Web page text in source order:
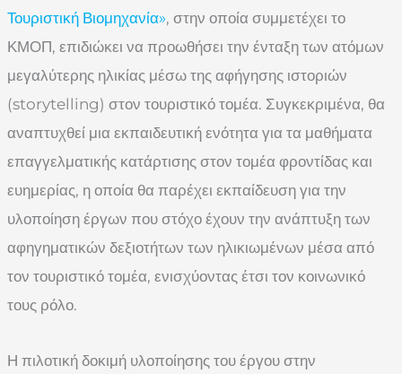
Τουριστική Βιομηχανία», στην οποία συμμετέχει το
ΚΜΟΠ, επιδιώκει να προωθήσει την ένταξη των ατόμων
μεγαλύτερης ηλικίας μέσω της αφήγησης ιστοριών
(storytelling) στον τουριστικό τομέα. Συγκεκριμένα, θα
αναπτυχθεί μια εκπαιδευτική ενότητα για τα μαθήματα
επαγγελματικής κατάρτισης στον τομέα φροντίδας και
ευημερίας, η οποία θα παρέχει εκπαίδευση για την
υλοποίηση έργων που στόχο έχουν την ανάπτυξη των
αφηγηματικών δεξιοτήτων των ηλικιωμένων μέσα από
τον τουριστικό τομέα, ενισχύοντας έτσι τον κοινωνικό
τους ρόλο.
Η πιλοτική δοκιμή υλοποίησης του έργου στην